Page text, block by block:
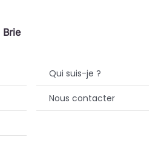
Qui suis-je ?
Nous contacter